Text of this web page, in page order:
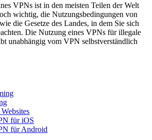
VPNs ist in den meisten Teilen der Welt
wichtig, die Nutzungsbedingungen von
die Gesetze des Landes, in dem Sie sich
Die Nutzung eines VPNs für illegale
unabhängig vom VPN selbstverständlich
für iOS
für Android